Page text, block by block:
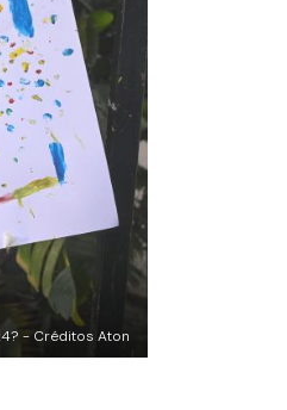
- Créditos Aton